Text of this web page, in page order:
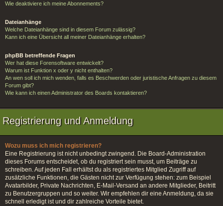
Wie deaktiviere ich meine Abonnements?
Dateianhänge
Welche Dateianhänge sind in diesem Forum zulässig?
Kann ich eine Übersicht all meiner Dateianhänge erhalten?
phpBB betreffende Fragen
Wer hat diese Forensoftware entwickelt?
Warum ist Funktion x oder y nicht enthalten?
An wen soll ich mich wenden, falls es Beschwerden oder juristische Anfragen zu diesem
Forum gibt?
Wie kann ich einen Administrator des Boards kontaktieren?
Registrierung und Anmeldung
Wozu muss ich mich registrieren?
Eine Registrierung ist nicht unbedingt zwingend. Die Board-Administration
dieses Forums entscheidet, ob du registriert sein musst, um Beiträge zu
schreiben. Auf jeden Fall erhältst du als registriertes Mitglied Zugriff auf
zusätzliche Funktionen, die Gästen nicht zur Verfügung stehen: zum Beispiel
Avatarbilder, Private Nachrichten, E-Mail-Versand an andere Mitglieder, Beitritt
zu Benutzergruppen und so weiter. Wir empfehlen dir eine Anmeldung, da sie
schnell erledigt ist und dir zahlreiche Vorteile bietet.